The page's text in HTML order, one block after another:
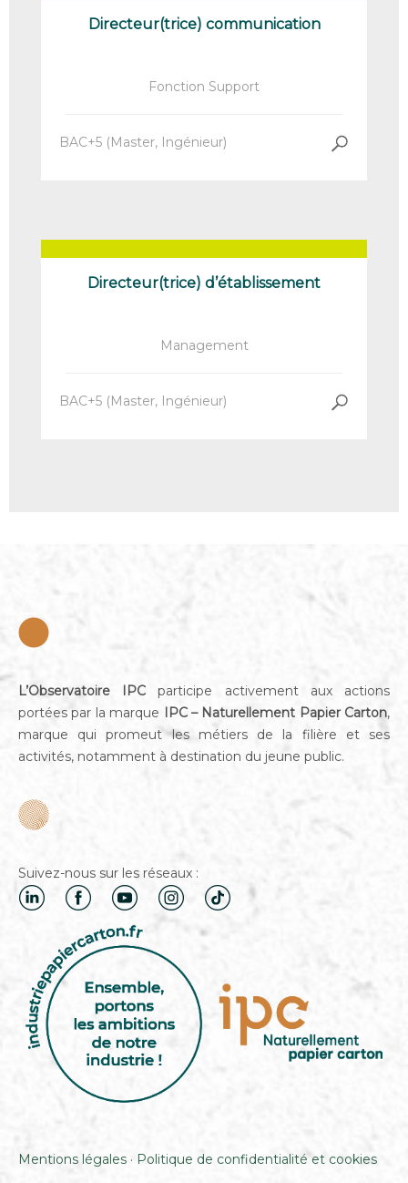
Directeur(trice) communication
Fonction Support
BAC+5 (Master, Ingénieur)
Directeur(trice) d’établissement
Management
BAC+5 (Master, Ingénieur)
L’Observatoire IPC participe activement aux actions
portées par la marque
IPC – Naturellement Papier Carton,
marque qui promeut les métiers de la filière et ses
activités, notamment à destination du jeune public.
Suivez-nous sur les réseaux :
Mentions légales · Politique de confidentialité et cookies